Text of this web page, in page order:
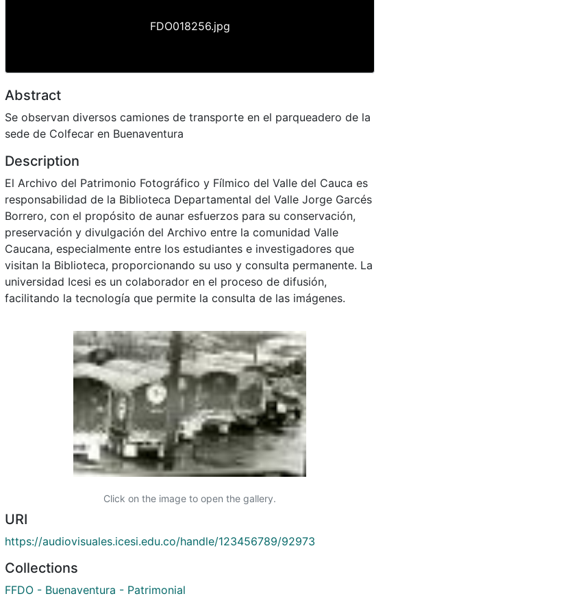
FDO018256.jpg
Abstract
Se observan diversos camiones de transporte en el parqueadero de la
sede de Colfecar en Buenaventura
Description
El Archivo del Patrimonio Fotográfico y Fílmico del Valle del Cauca es
responsabilidad de la Biblioteca Departamental del Valle Jorge Garcés
Borrero, con el propósito de aunar esfuerzos para su conservación,
preservación y divulgación del Archivo entre la comunidad Valle
Caucana, especialmente entre los estudiantes e investigadores que
visitan la Biblioteca, proporcionando su uso y consulta permanente. La
universidad Icesi es un colaborador en el proceso de difusión,
facilitando la tecnología que permite la consulta de las imágenes.
Click on the image to open the gallery.
URI
https://audiovisuales.icesi.edu.co/handle/123456789/92973
Collections
FFDO - Buenaventura - Patrimonial